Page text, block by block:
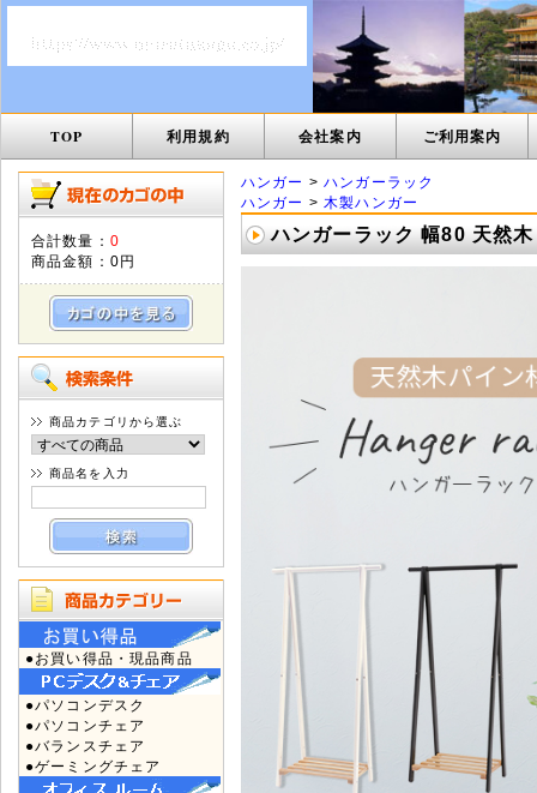
TOP 利用規約 会社案内 ご利用案内
合計数量： 0
商品金額： 0円
商品カテゴリから選ぶ
商品名を入力
●お買い得品・現品商品
●パソコンデスク
●パソコンチェア
●バランスチェア
●ゲーミングチェア
ハンガー >ハンガーラック
ハンガー > 木製ハンガー
ハンガーラック 幅80 天然